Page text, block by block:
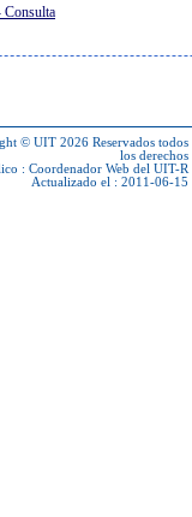
Consulta
© UIT 2026 Reservados todos
los derechos
: Coordenador Web del UIT-R
Actualizado el : 2011-06-15